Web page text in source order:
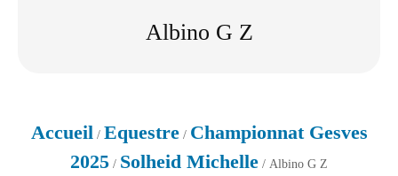
Albino G Z
Accueil / Equestre/ Championnat Gesves
2025 / Solheid Michelle / Albino G Z